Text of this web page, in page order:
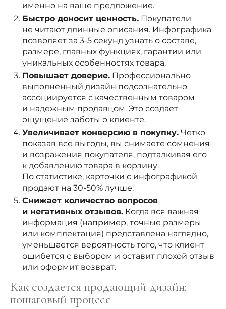
именно на ваше предложение.
Быстро доносит ценность. Покупатели
не читают длинные описания. Инфографика
позволяет за 3-5 секунд узнать о составе,
размере, главных функциях, гарантии или
уникальных особенностях товара.
Повышает доверие. Профессионально
выполненный дизайн подсознательно
ассоциируется с качественным товаром
и надежным продавцом. Это создает
ощущение заботы о клиенте.
Увеличивает конверсию в покупку. Четко
показав все выгоды, вы снимаете сомнения
и возражения покупателя, подталкивая его
к добавлению товара в корзину.
По статистике, карточки с инфографикой
продают на 30-50% лучше.
Снижает количество вопросов
и негативных отзывов. Когда вся важная
информация (например, точные размеры
или комплектация) представлена наглядно,
уменьшается вероятность того, что клиент
ошибется с выбором и оставит плохой отзыв
или оформит возврат.
Как создается продающий дизайн:
пошаговый процесс